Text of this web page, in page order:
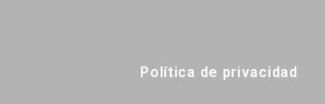
Política de privacidad